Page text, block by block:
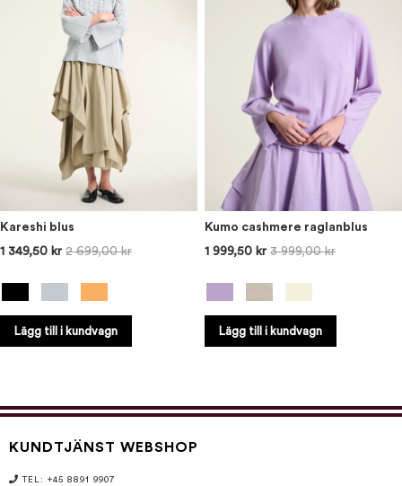
Kareshi blus
1 349,50 kr 2 699,00 kr
Lägg till i kundvagn
Kumo cashmere raglanblus
1 999,50 kr 3 999,00 kr
Lägg till i kundvagn
KUNDTJÄNST WEBSHOP
TEL: +45 8891 9907